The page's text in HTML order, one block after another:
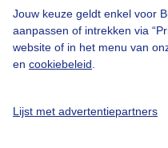
Jouw keuze geldt enkel voor
aanpassen of intrekken via
website of in het menu van
en cookiebeleid
Lijst met advertentiepartners
Adverteren
Buienradar Team
Privacy beleid